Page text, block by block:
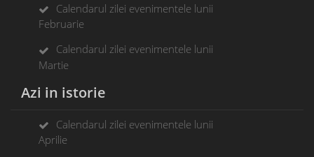
Calendarul zilei evenimentele lunii
Februarie
Calendarul zilei evenimentele lunii
Martie
Azi in istorie
Calendarul zilei evenimentele lunii
Aprilie